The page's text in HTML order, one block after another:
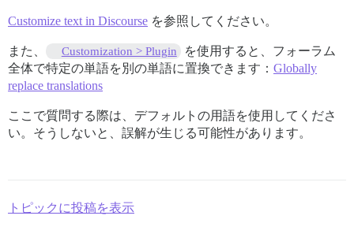
Customize text in Discourse を参照してください。
また、 Customization > Plugin
を使用すると、フォーラム
全体で特定の単語を別の単語に置換できます： Globally
replace translations
ここで質問する際は、デフォルトの用語を使用してくださ
い。そうしないと、誤解が生じる可能性があります。
トピックに投稿を表示